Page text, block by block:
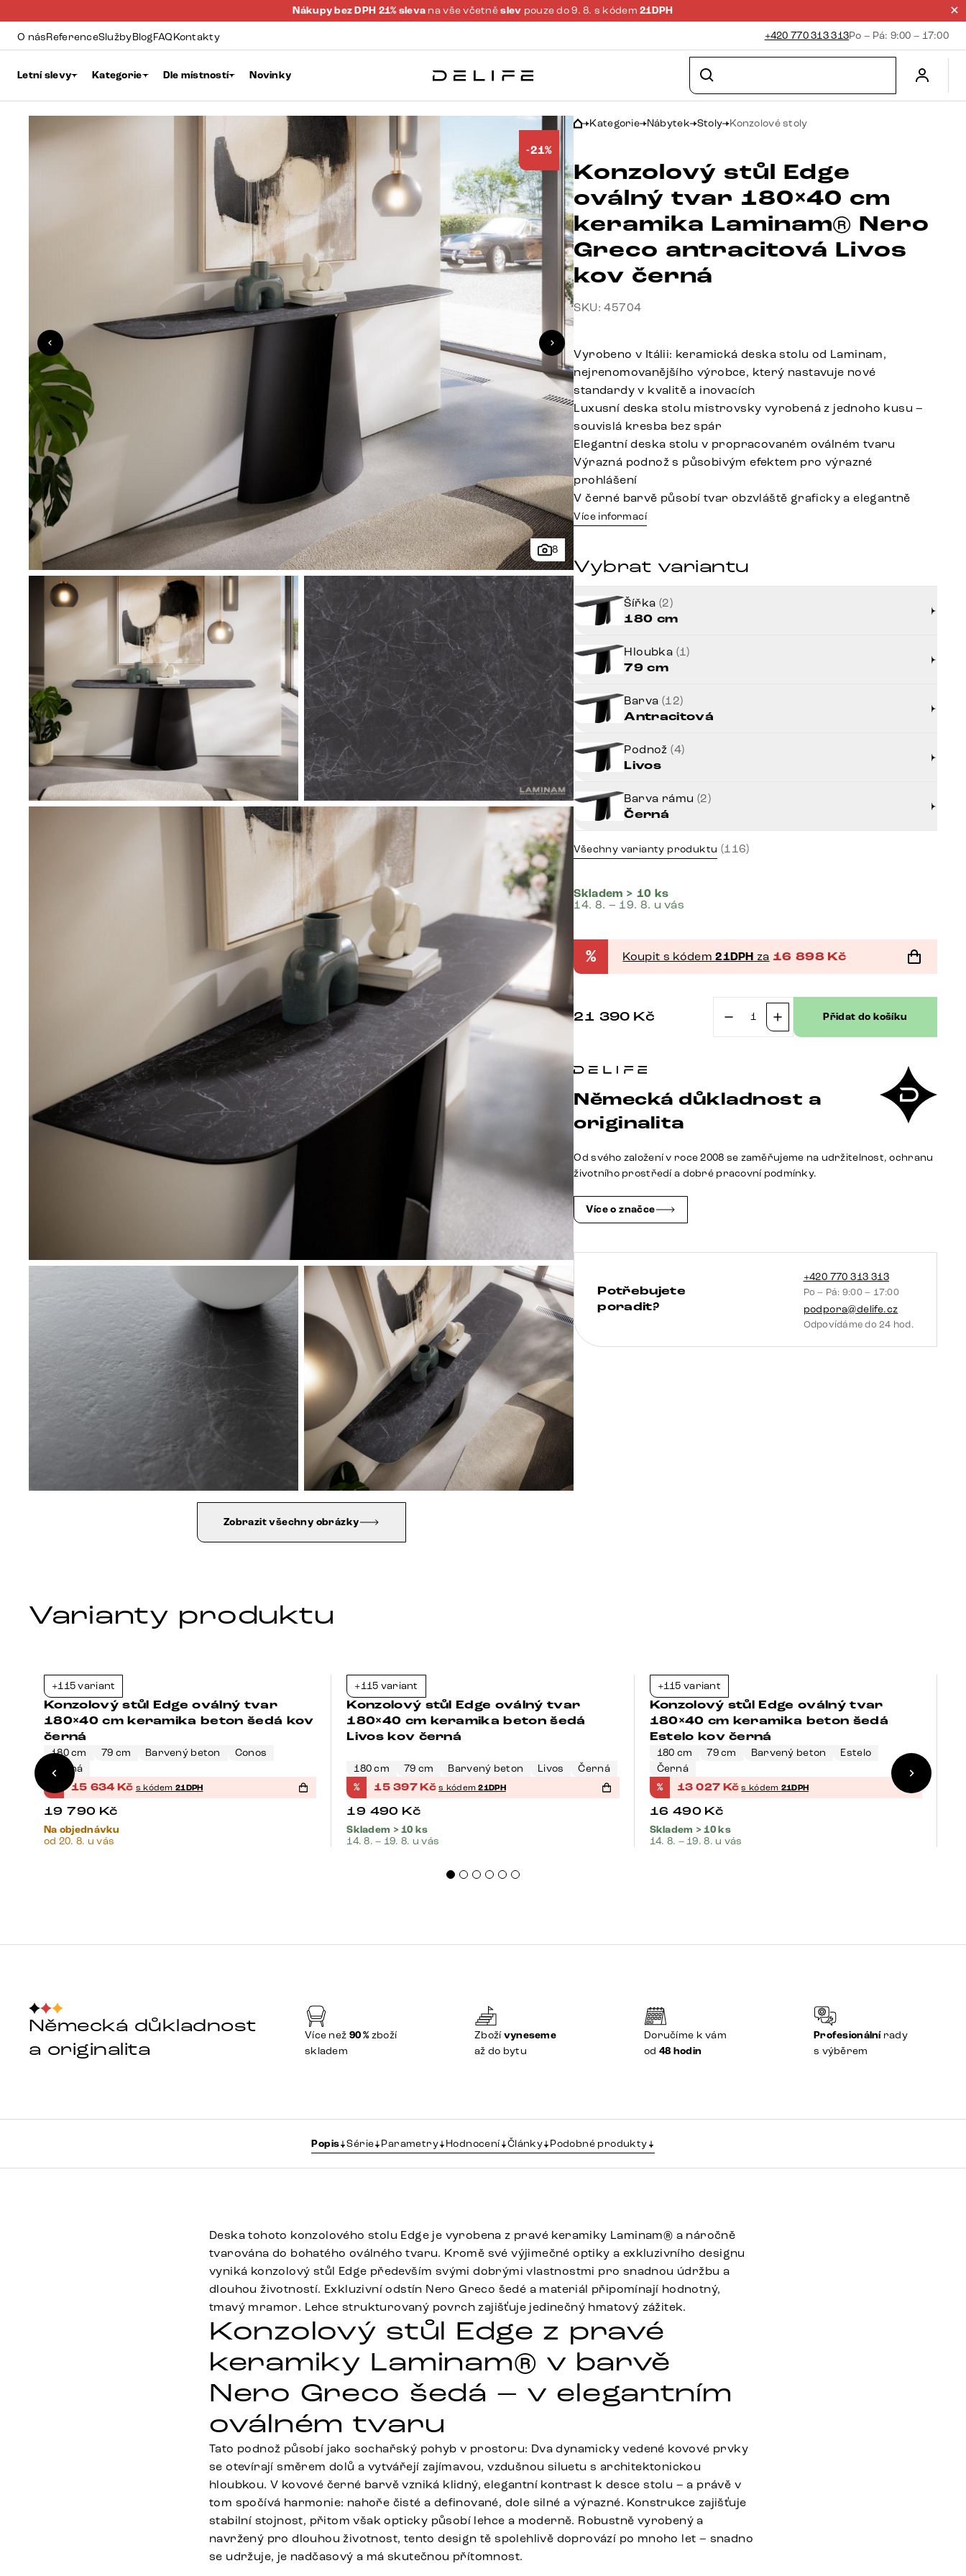
Nákupy bez DPH 21% sleva na vše včetněslev pouze do 9. 8. s kódem21DPH
O násReferenceSlužbyBlogFAQKontakty +420 770 313 313Po – Pá: 9:00 – 17:00
Letní slevy Kategorie Dle místností Novinky
8
-21%
Zobrazit všechny obrázky
Kategorie Nábytek Stoly Konzolové stoly
Konzolový stůl Edge
oválný tvar 180×40 cm
keramika Laminam® Nero
Greco antracitová Livos
kov černá
SKU: 45704
Vyrobeno v Itálii: keramická deska stolu od Laminam,
nejrenomovanějšího výrobce, který nastavuje nové
standardy v kvalitě a inovacích
Luxusní deska stolu mistrovsky vyrobená z jednoho kusu –
souvislá kresba bez spár
Elegantní deska stolu v propracovaném oválném tvaru
Výrazná podnož s působivým efektem pro výrazné
prohlášení
V černé barvě působí tvar obzvláště graficky a elegantně
Více informací
Vybrat variantu
Šířka (2)
180 cm
Hloubka (1)
79 cm
Barva (12)
Antracitová
Podnož(4)
Livos
Barva rámu (2)
Černá
Všechny varianty produktu (116)
Skladem > 10 ks
14. 8. – 19. 8. u vás
% Koupit s kódem21DPH za 16 898 Kč
21 390 Kč
Konzolový
tvar
keramika
Laminam®
Přidat do košíku
Německá důkladnost a
originalita
Od svého založení v roce 2008 se zaměřujeme na udržitelnost, ochranu
životního prostředí a dobré pracovní podmínky.
Více o značce
Potřebujete
poradit?
+420 770 313 313
Po – Pá: 9:00 – 17:00
podpora@delife.cz
Odpovídáme do 24 hod.
Varianty produktu
+115 variant
Konzolový stůl Edge oválný tvar
180×40 cm keramika beton šedá kov
černá
180 cm 79 cm Barvený beton
Conos
Černá
15 634 Kč s kódem21DPH
19 790 Kč
Na objednávku
od 20. 8. u vás
+115 variant
Konzolový stůl Edge oválný tvar
180×40 cm keramika beton šedá
Livos kov černá
180 cm 79 cm Barvený beton Livos Černá
% 15 397Kč s kódem21DPH
19 490 Kč
Skladem > 10 ks
14. 8. – 19. 8. u vás
+115 variant
Konzolový stůl Edge oválný tvar
180×40 cm keramika beton šedá
Estelo kov černá
180 cm 79 cm Barvený beton
Estelo
Černá
% 13 027 Kč s kódem 21DPH
16 490 Kč
Skladem > 10 ks
14. 8. – 19. 8. u vás
Německá důkladnost
a originalita
Více než 90 %zboží
skladem
Zbožívyneseme
až do bytu
Doručíme k vám
od 48 hodin
Profesionálnírady
s výběrem
Popis Série Parametry Hodnocení Články Podobné produkty
Deska tohoto konzolového stolu Edge je vyrobena z pravé keramiky Laminam® a náročně
tvarována do bohatého oválného tvaru. Kromě své výjimečné optiky a exkluzivního designu
vyniká konzolový stůl Edge především svými dobrými vlastnostmi pro snadnou údržbu a
dlouhou životností. Exkluzivní odstín Nero Greco šedé a materiál připomínají hodnotný,
tmavý mramor. Lehce strukturovaný povrch zajišťuje jedinečný hmatový zážitek.
Konzolový stůl Edge z pravé
keramiky Laminam® v barvě
Nero Greco šedá – v elegantním
oválném tvaru
Tato podnož působí jako sochařský pohyb v prostoru: Dva dynamicky vedené kovové prvky
se otevírají směrem dolů a vytvářejí zajímavou, vzdušnou siluetu s architektonickou
hloubkou. V kovové černé barvě vzniká klidný, elegantní kontrast k desce stolu – a právě v
tom spočívá harmonie: nahoře čisté a definované, dole silné a výrazné. Konstrukce zajišťuje
stabilní stojnost, přitom však opticky působí lehce a moderně. Robustně vyrobený a
navržený pro dlouhou životnost, tento design tě spolehlivě doprovází po mnoho let – snadno
se udržuje, je nadčasový a má skutečnou přítomnost.